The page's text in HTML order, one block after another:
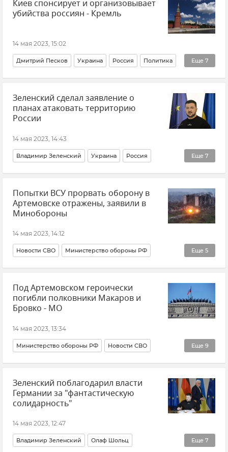
Вооруженные силы России Армия и флот
Россия Новости
Киев спонсирует и организовывает
убийства россиян - Кремль
14 мая 2023, 15:02
Еще 7
Дмитрий Песков Украина Россия Политика
Кремль Москва Новости Внешняя политика
Теракт Кирилл Буданов* русский народ
Зеленский сделал заявление о
планах атаковать территорию
России
14 мая 2023, 14:43
Еще 7
Владимир Зеленский Украина Россия
Новости СВО Политика Германия Берлин
Новости Контрнаступление ВСУ Безопасность
Попытки ВСУ прорвать оборону в
Артемовске отражены, заявили в
Минобороны
14 мая 2023, 14:12
Еще 5
Новости СВО Министерство обороны РФ
Украина Россия Вооруженные силы России
ВСУ (Вооруженные силы Украины) Новости
Под Артемовском героически
погибли полковники Макаров и
Бровко - МО
14 мая 2023, 13:34
Еще 9
Министерство обороны РФ Новости СВО
Армия и флот Вооруженные силы России
Новости ВСУ (Вооруженные силы Украины)
Россия Украина Вячеслав Макаров
Зеленский поблагодарил власти
Германии за "фантастическую
солидарность"
14 мая 2023, 12:47
Еще 7
Владимир Зеленский Олаф Шольц